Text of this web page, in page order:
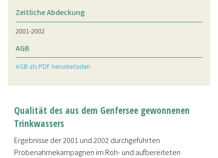
Zeitliche Abdeckung
2001-2002
AGB
AGB als PDF herunterladen
Qualität des aus dem Genfersee gewonnenen
Trinkwassers
Ergebnisse der 2001 und 2002 durchgeführten
Probenahmekampagnen im Roh- und aufbereiteten